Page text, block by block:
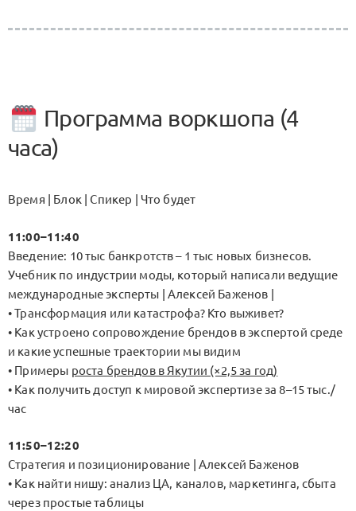
Программа воркшопа (4
часа)
Время | Блок | Спикер | Что будет
11:00–11:40
Введение: 10 тыс банкротств – 1 тыс новых бизнесов.
Учебник по индустрии моды, который написали ведущие
международные эксперты | Алексей Баженов |
• Трансформация или катастрофа? Кто выживет?
• Как устроено сопровождение брендов в экспертой среде
и какие успешные траектории мы видим
• Примеры роста брендов в Якутии (×2,5 за год)
• Как получить доступ к мировой экспертизе за 8–15 тыс./
час
11:50–12:20
Стратегия и позиционирование | Алексей Баженов
• Как найти нишу: анализ ЦА, каналов, маркетинга, сбыта
через простые таблицы